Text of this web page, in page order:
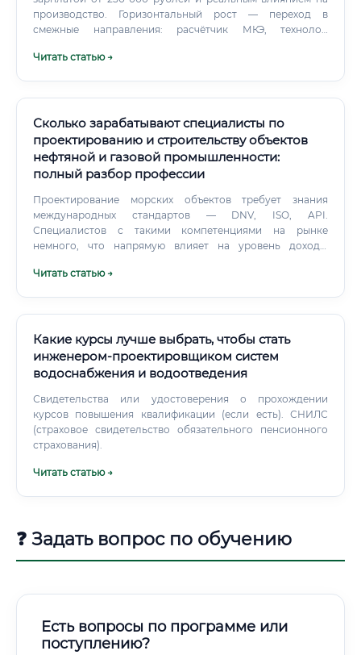
производство. Горизонтальный рост — переход в
смежные направления: расчётчик МКЭ, технолог,
аудитор конструкторской документации.
Читать статью →
Сколько зарабатывают специалисты по
проектированию и строительству объектов
нефтяной и газовой промышленности:
полный разбор профессии
Проектирование морских объектов требует знания
международных стандартов — DNV, ISO, API.
Специалистов с такими компетенциями на рынке
немного, что напрямую влияет на уровень дохода.
— реконструкция и техническое перевооружение
Читать статью →
Какие курсы лучше выбрать, чтобы стать
инженером-проектировщиком систем
водоснабжения и водоотведения
Свидетельства или удостоверения о прохождении
курсов повышения квалификации (если есть). СНИЛС
(страховое свидетельство обязательного пенсионного
страхования).
Читать статью →
❓ Задать вопрос по обучению
Есть вопросы по программе или
поступлению?